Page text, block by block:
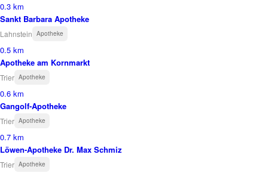
0.3 km
Sankt Barbara Apotheke
Lahnstein Apotheke
0.5 km
Apotheke am Kornmarkt
Trier Apotheke
0.6 km
Gangolf-Apotheke
Trier Apotheke
0.7 km
Löwen-Apotheke Dr. Max Schmiz
Trier Apotheke